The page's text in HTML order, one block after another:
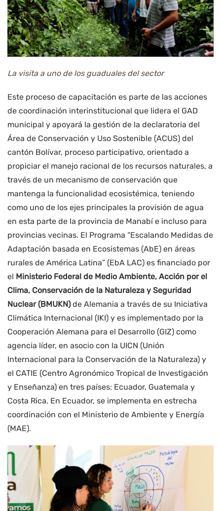
La visita a uno de los guaduales del sector
Este proceso de capacitación es parte de las acciones
de coordinación interinstitucional que lidera el GAD
municipal y apoyará la gestión de la declaratoria del
Área de Conservación y Uso Sostenible (ACUS) del
cantón Bolívar, proceso participativo, orientado a
propiciar el manejo racional de los recursos naturales, a
través de un mecanismo de conservación que
mantenga la funcionalidad ecosistémica, teniendo
como uno de los ejes principales la provisión de agua
en esta parte de la provincia de Manabí e incluso para
provincias vecinas. El Programa “Escalando Medidas de
Adaptación basada en Ecosistemas (AbE) en áreas
rurales de América Latina” (EbA LAC) es financiado por
el Ministerio Federal de Medio Ambiente, Acción por el
Clima, Conservación de la Naturaleza y Seguridad
Nuclear (BMUKN)de Alemania a través de su Iniciativa
Climática Internacional (IKI) y es implementado por la
Cooperación Alemana para el Desarrollo (GIZ) como
agencia líder, en asocio con la UICN (Unión
Internacional para la Conservación de la Naturaleza) y
el CATIE (Centro Agronómico Tropical de Investigación
y Enseñanza) en tres países: Ecuador, Guatemala y
Costa Rica. En Ecuador, se implementa en estrecha
coordinación con el Ministerio de Ambiente y Energía
(MAE).